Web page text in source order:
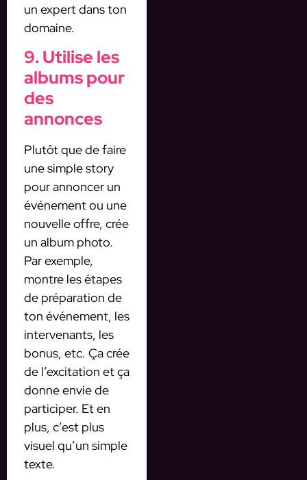
un expert dans ton
domaine.
9. Utilise les
albums pour
des
annonces
Plutôt que de faire
une simple story
pour annoncer un
événement ou une
nouvelle offre, crée
un album photo.
Par exemple,
montre les étapes
de préparation de
ton événement, les
intervenants, les
bonus, etc. Ça crée
de l’excitation et ça
donne envie de
participer. Et en
plus, c’est plus
visuel qu’un simple
texte.